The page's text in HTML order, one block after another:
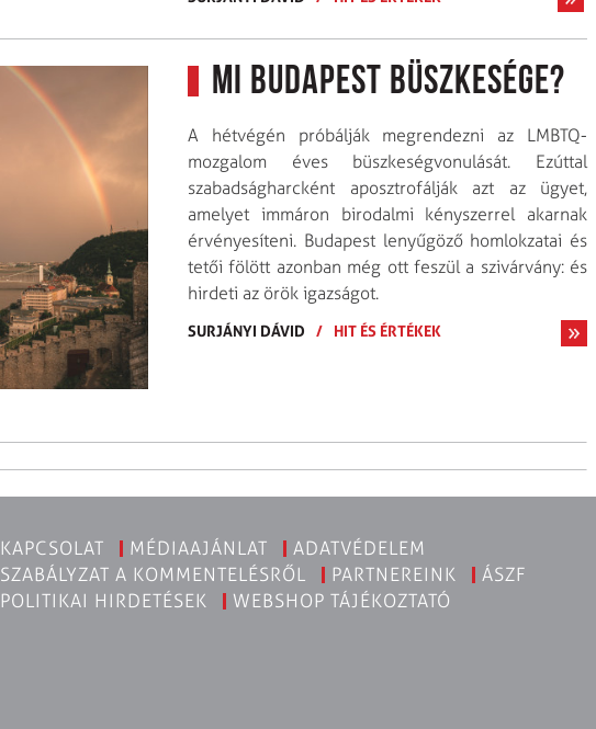
Mi Budapest büszkesége?
A hétvégén próbálják megrendezni az LMBTQ-
mozgalom éves büszkeségvonulását. Ezúttal
szabadságharcként aposztrofálják azt az ügyet,
amelyet immáron birodalmi kényszerrel akarnak
érvényesíteni. Budapest lenyűgöző homlokzatai és
tetői fölött azonban még ott feszül a szivárvány: és
hirdeti az örök igazságot.
SURJÁNYI DÁVID / HIT ÉS ÉRTÉKEK
KAPCSOLAT MÉDIAAJÁNLAT
ADATVÉDELEM
SZABÁLYZAT A KOMMENTELÉSRŐL
PARTNEREINK
ÁSZF
POLITIKAI HIRDETÉSEK
WEBSHOP TÁJÉKOZTATÓ